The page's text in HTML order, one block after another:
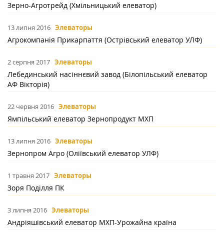
Зерно-Агротрейд (Хмільницький елеватор)
13 липня 2016 Элеваторы
Агрокомпанія Прикарпаття (Острівський елеватор УЛФ)
2 серпня 2017 Элеваторы
Лебединський насіннєвий завод (Білопільський елеватор
АФ Вікторія)
22 червня 2016 Элеваторы
Ямпільський елеватор Зернопродукт МХП
13 липня 2016 Элеваторы
Зернопром Агро (Оліївський елеватор УЛФ)
1 травня 2017 Элеваторы
Зоря Поділля ПК
3 липня 2016 Элеваторы
Андріяшівський елеватор МХП-Урожайна країна